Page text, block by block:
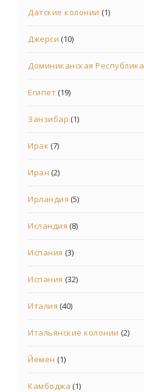
Датские колонии (1)
Джерси (10)
Доминиканская Республика
Египет(19)
Занзибар (1)
Ирак (7)
Иран (2)
Ирландия (5)
Исландия (8)
Испания (3)
Испания (32)
Италия (40)
Итальянские колонии (2)
Йемен (1)
Камбоджа (1)